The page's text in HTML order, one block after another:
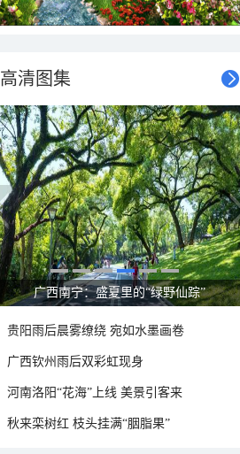
高清图集
广西南宁：盛夏里的“绿野仙踪”
贵阳雨后晨雾缭绕 宛如水墨画卷
广西钦州雨后双彩虹现身
河南洛阳“花海”上线 美景引客来
秋来栾树红 枝头挂满“胭脂果”